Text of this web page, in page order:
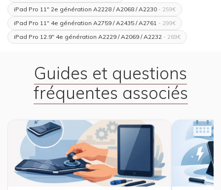
iPad Pro 11" 2e génération A2228 / A2068 / A2230 - 259€
iPad Pro 11" 4e génération A2759 / A2435 / A2761 - 299€
iPad Pro 12.9" 4e génération A2229 / A2069 / A2232 - 269€
Guides et questions
fréquentes associés